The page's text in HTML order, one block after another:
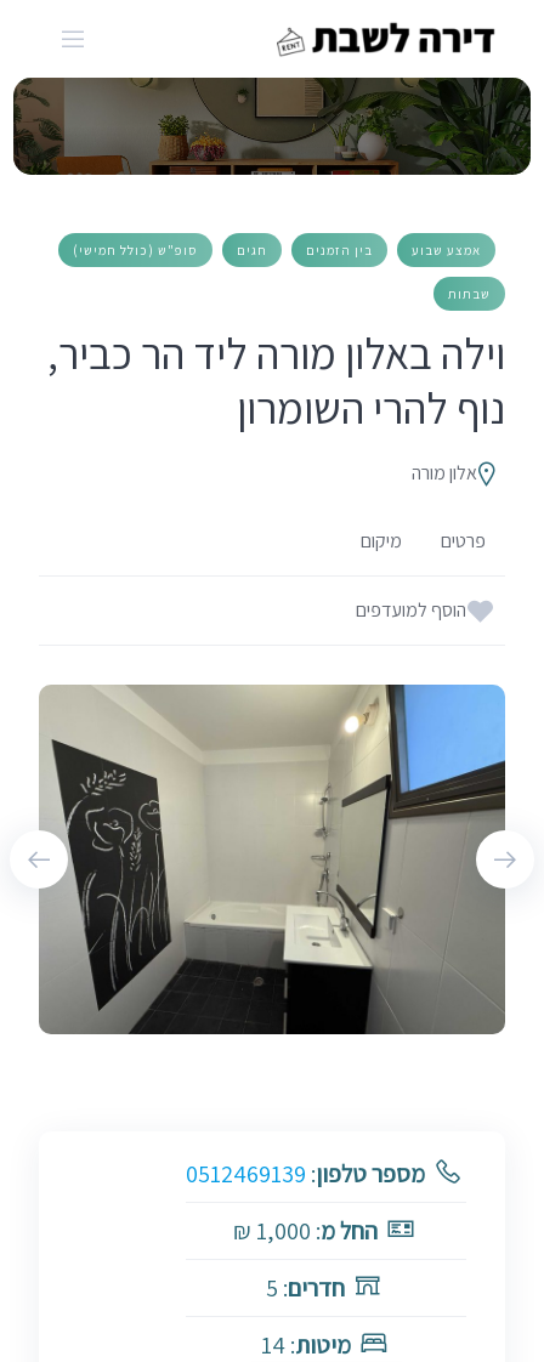
אמצע שבוע בין הזמנים חגים סופ"ש (כולל חמישי)
שבתות
וילה באלון מורה ליד הר כביר,
נוף להרי השומרון
אלון מורה
פרטים מיקום
הוסף למועדפים
מספר טלפון:
0512469139
החל מ: 1,000 ₪
חדרים: 5
מיטות: 14